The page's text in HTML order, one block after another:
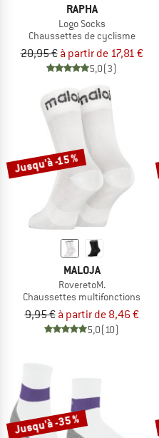
RAPHA
Logo Socks
Chaussettes de cyclisme
20,95 € à partir de 17,81 €
5,0(3)
Jusqu'à -15 %
MALOJA
RoveretoM.
Chaussettes multifonctions
9,95 € à partir de 8,46 €
5,0(10)
Jusqu'à -35 %